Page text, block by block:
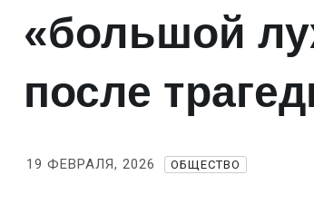
«большой
после
19 ФЕВРАЛЯ, 2026 ОБЩЕСТВО